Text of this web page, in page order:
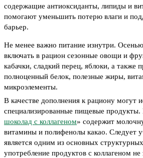
содержащие антиоксиданты, липиды и
помогают уменьшить потерю влаги и
барьер.
Не менее важно питание изнутри.
включать в рацион сезонные овощи и
кабачки, сладкий перец, яблоки, а также
полноценный белок, полезные жиры,
микроэлементы.
В качестве дополнения к рациону могут
специализированные пищевые
шоколад с коллагеном» содержит
витамины и полифенолы какао. Следует
является одним из основных
употребление продуктов с коллагеном